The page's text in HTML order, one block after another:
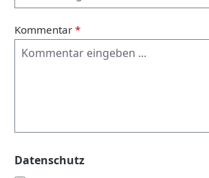
Kommentar *
Datenschutz